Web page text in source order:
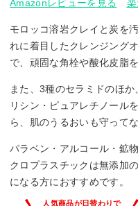
Amazonレビューを見る
モロッコ溶岩クレイと炭を
れに着目したクレンジング
で、頑固な角栓や酸化皮脂
また、3種のセラミドのほ
リシン・ピュアレチノール
ら、肌のうるおいも守って
パラベン・アルコール・鉱
クロプラスチックは無添加
になる方におすすめです。